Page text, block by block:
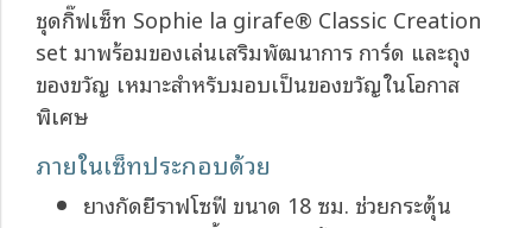
ชุดกิ๊ฟเซ็ท Sophie la girafe® Classic Creation
set มาพร้อมของเล่นเสริมพัฒนาการ การ์ด และถุง
ของขวัญ เหมาะสำหรับมอบเป็นของขวัญในโอกาส
พิเศษ
ภายในเซ็ทประกอบด้วย
ยางกัดยีราฟโซฟี ขนาด 18 ซม. ช่วยกระตุ้น